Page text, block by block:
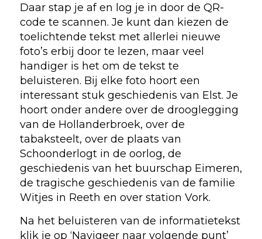
Daar stap je af en log je in door de QR-
code te scannen. Je kunt dan kiezen de
toelichtende tekst met allerlei nieuwe
foto’s erbij door te lezen, maar veel
handiger is het om de tekst te
beluisteren. Bij elke foto hoort een
interessant stuk geschiedenis van Elst. Je
hoort onder andere over de drooglegging
van de Hollanderbroek, over de
tabaksteelt, over de plaats van
Schoonderlogt in de oorlog, de
geschiedenis van het buurschap Eimeren,
de tragische geschiedenis van de familie
Witjes in Reeth en over station Vork.
Na het beluisteren van de informatietekst
klik je op ‘Navigeer naar volgende punt’